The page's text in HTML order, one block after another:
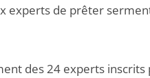
experts de prêter
des 24 experts inscrits